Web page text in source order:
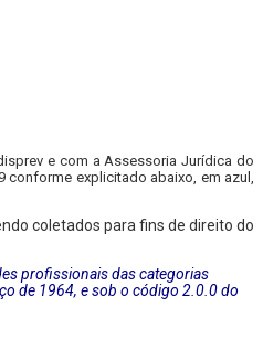
e com a Assessoria Jurídica do
explicitado abaixo, em azul,
coletados para fins de direito do
profissionais das categorias
de 1964, e sob o código 2.0.0 do